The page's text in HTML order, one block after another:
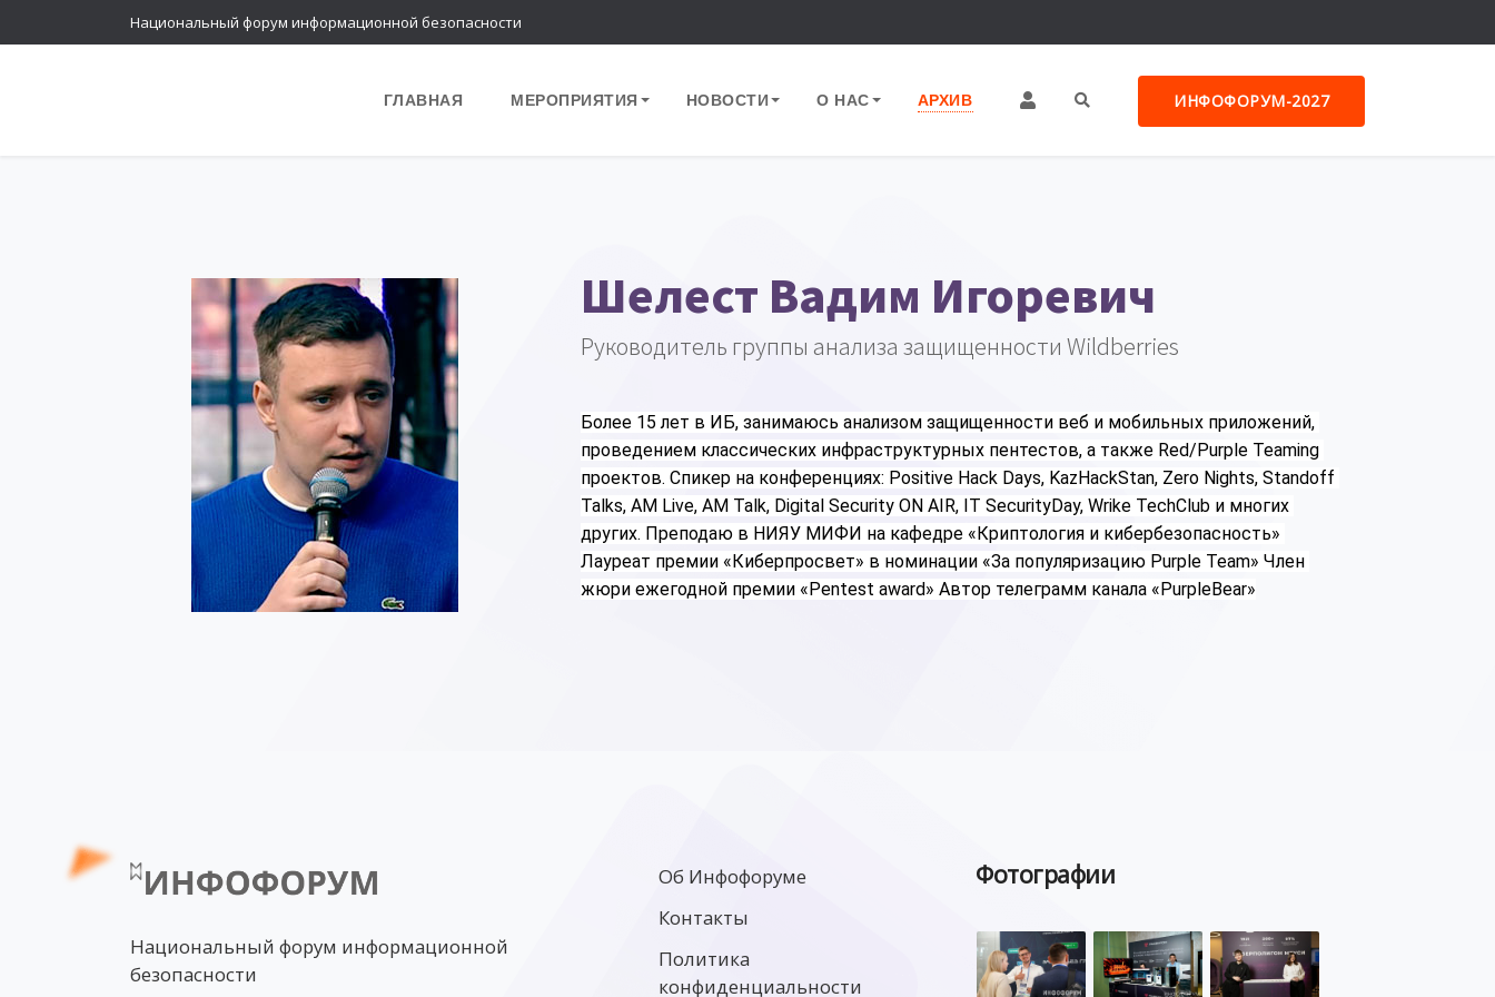
Национальный форум информационной безопасности
ГЛАВНАЯ МЕРОПРИЯТИЯ НОВОСТИ О НАС АРХИВ ИНФОФОРУМ-2027
Шелест Вадим Игоревич
Руководитель группы анализа защищенности Wildberries
Более 15 лет в ИБ, занимаюсь анализом защищенности веб и мобильных приложений,
проведением классических инфраструктурных пентестов, а также Red/Purple Teaming
проектов. Спикер на конференциях: Positive Hack Days, KazHackStan, Zero Nights, Standoff
Talks, AM Live, AM Talk, Digital Security ON AIR, IT SecurityDay, Wrike TechClub и многих
других. Преподаю в НИЯУ МИФИ на кафедре «Криптология и кибербезопасность»
Лауреат премии «Киберпросвет» в номинации «За популяризацию Purple Team» Член
жюри ежегодной премии «Pentest award» Автор телеграмм канала «PurpleBear»
Национальный форум информационной
безопасности
Об Инфофоруме
Контакты
Политика
конфиденциальности
Фотографии